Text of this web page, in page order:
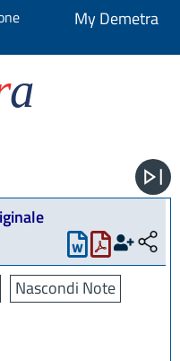
My Demetra
a
Nascondi Note